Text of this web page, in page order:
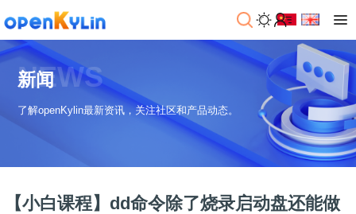
NEWS
新闻
了解openKylin最新资讯，关注社区和产品动态。
【小白课程】dd命令除了烧录启动盘还能做